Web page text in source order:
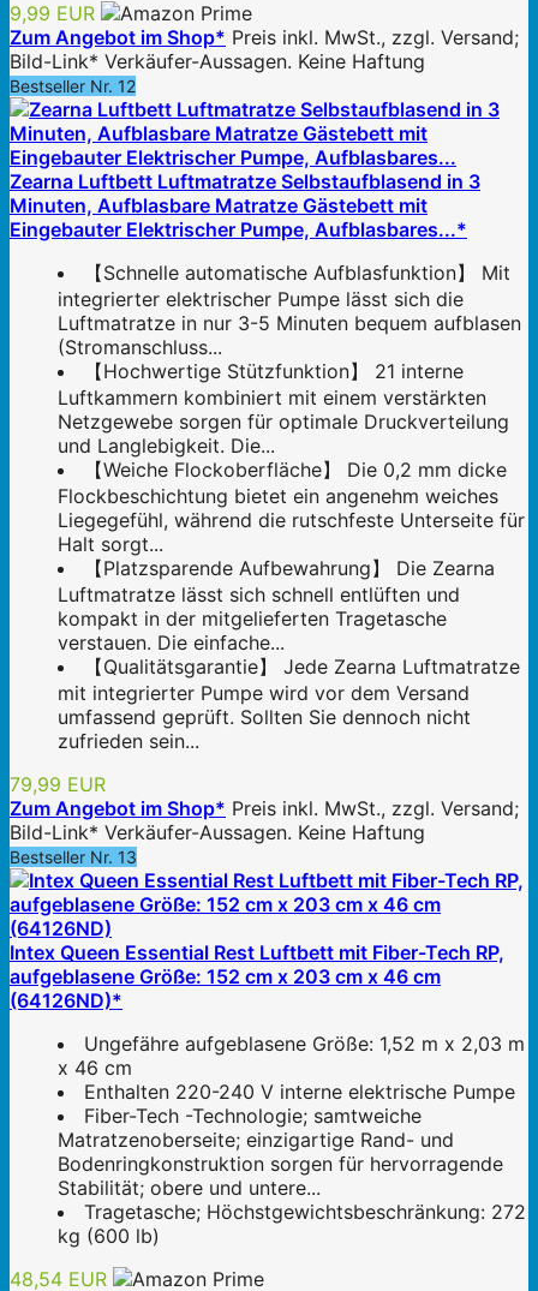
9,99 EUR
Zum Angebot im Shop* Preis inkl. MwSt., zzgl. Versand;
Bild-Link* Verkäufer-Aussagen. Keine Haftung
Bestseller Nr. 12
Zearna Luftbett Luftmatratze Selbstaufblasend in 3
Minuten, Aufblasbare Matratze Gästebett mit
Eingebauter Elektrischer Pumpe, Aufblasbares...*
【Schnelle automatische Aufblasfunktion】 Mit
integrierter elektrischer Pumpe lässt sich die
Luftmatratze in nur 3-5 Minuten bequem aufblasen
(Stromanschluss...
【Hochwertige Stützfunktion】 21 interne
Luftkammern kombiniert mit einem verstärkten
Netzgewebe sorgen für optimale Druckverteilung
und Langlebigkeit. Die...
【Weiche Flockoberfläche】 Die 0,2 mm dicke
Flockbeschichtung bietet ein angenehm weiches
Liegegefühl, während die rutschfeste Unterseite für
Halt sorgt...
【Platzsparende Aufbewahrung】 Die Zearna
Luftmatratze lässt sich schnell entlüften und
kompakt in der mitgelieferten Tragetasche
verstauen. Die einfache...
【Qualitätsgarantie】 Jede Zearna Luftmatratze
mit integrierter Pumpe wird vor dem Versand
umfassend geprüft. Sollten Sie dennoch nicht
zufrieden sein...
79,99 EUR
Zum Angebot im Shop* Preis inkl. MwSt., zzgl. Versand;
Bild-Link* Verkäufer-Aussagen. Keine Haftung
Bestseller Nr. 13
Intex Queen Essential Rest Luftbett mit Fiber-Tech RP,
aufgeblasene Größe: 152 cm x 203 cm x 46 cm
(64126ND)*
Ungefähre aufgeblasene Größe: 1,52 m x 2,03 m
x 46 cm
Enthalten 220-240 V interne elektrische Pumpe
Fiber-Tech -Technologie; samtweiche
Matratzenoberseite; einzigartige Rand- und
Bodenringkonstruktion sorgen für hervorragende
Stabilität; obere und untere...
Tragetasche; Höchstgewichtsbeschränkung: 272
kg (600 lb)
48,54 EUR